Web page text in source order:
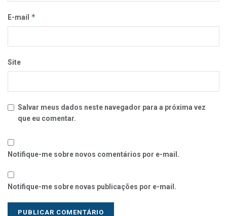
E-mail *
Site
Salvar meus dados neste navegador para a próxima vez
que eu comentar.
Notifique-me sobre novos comentários por e-mail.
Notifique-me sobre novas publicações por e-mail.